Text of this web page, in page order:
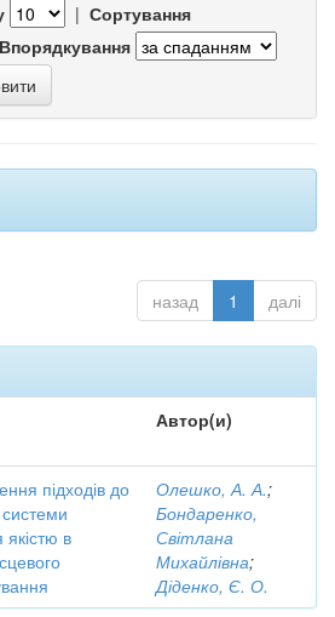
| Сортування
Впорядкування
назад 1 далі
Автор(и)
підходів до
якістю в
Олешко, А. А.;
Бондаренко,
Світлана
Михайлівна;
Діденко, Є. О.